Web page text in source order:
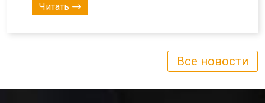
Читать
Все новости